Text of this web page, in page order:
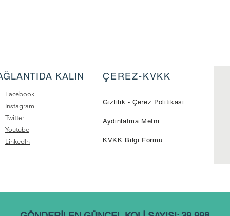
KALIN
Facebook
Instagram
Twitter
Youtube
LinkedIn
ÇEREZ-KVKK
Gizlilik - Çerez Politikası
Aydınlatma Metni
KVKK Bilgi Formu